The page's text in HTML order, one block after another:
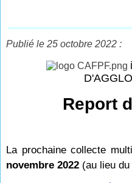
Publié le 25 octobre 2022 :
Report
La prochaine collecte
novembre 2022 (au lieu